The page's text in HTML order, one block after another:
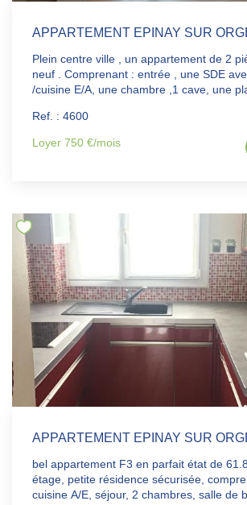
Plein centre ville , un appartement de 2
neuf . Comprenant : entrée , une SDE avec WC, séjour
/cuisine E/A, une chambre ,1 cave, une place de parking
communes, eau). Honoraires : 336.48€ (258.70€ +
77.78€ EDL) déposer sur dossier facile
visite ou rdv
Ref. : 4600
Loyer 750 €/mois
bel appartement F3 en parfait état de
étage, petite résidence sécurisée,
cuisine A/E, séjour, 2 chambres, salle de